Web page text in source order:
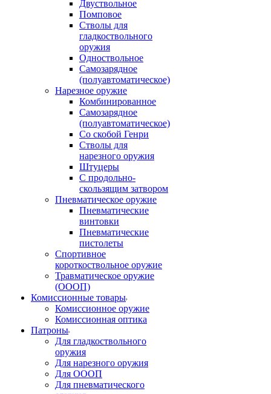
Двуствольное
Помповое
Стволы для
гладкоствольного
оружия
Одноствольное
Самозарядное
(полуавтоматическое)
Нарезное оружие
Комбинированное
Самозарядное
(полуавтоматическое)
Со скобой Генри
Стволы для
нарезного оружия
Штуцеры
С продольно-
скользящим затвором
Пневматическое оружие
Пневматические
винтовки
Пневматические
пистолеты
Спортивное
короткоствольное оружие
Травматическое оружие
(ОООП)
Комиссионные товары
Комиссионное оружие
Комиссионная оптика
Патроны
Для гладкоствольного
оружия
Для нарезного оружия
Для ОООП
Для пневматического